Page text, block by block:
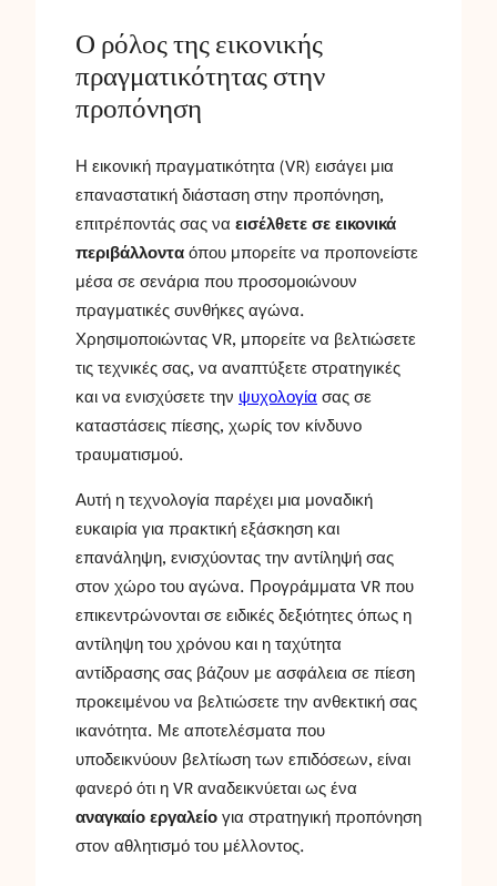
Ο ρόλος της εικονικής
πραγματικότητας στην
προπόνηση
Η εικονική πραγματικότητα (VR) εισάγει μια
επαναστατική διάσταση στην προπόνηση,
επιτρέποντάς σας να εισέλθετε σε εικονικά
περιβάλλοντα όπου μπορείτε να προπονείστε
μέσα σε σενάρια που προσομοιώνουν
πραγματικές συνθήκες αγώνα.
Χρησιμοποιώντας VR, μπορείτε να βελτιώσετε
τις τεχνικές σας, να αναπτύξετε στρατηγικές
και να ενισχύσετε την ψυχολογία σας σε
καταστάσεις πίεσης, χωρίς τον κίνδυνο
τραυματισμού.
Αυτή η τεχνολογία παρέχει μια μοναδική
ευκαιρία για πρακτική εξάσκηση και
επανάληψη, ενισχύοντας την αντίληψή σας
στον χώρο του αγώνα. Προγράμματα VR που
επικεντρώνονται σε ειδικές δεξιότητες όπως η
αντίληψη του χρόνου και η ταχύτητα
αντίδρασης σας βάζουν με ασφάλεια σε πίεση
προκειμένου να βελτιώσετε την ανθεκτική σας
ικανότητα. Με αποτελέσματα που
υποδεικνύουν βελτίωση των επιδόσεων, είναι
φανερό ότι η VR αναδεικνύεται ως ένα
αναγκαίο εργαλείο για στρατηγική προπόνηση
στον αθλητισμό του μέλλοντος.